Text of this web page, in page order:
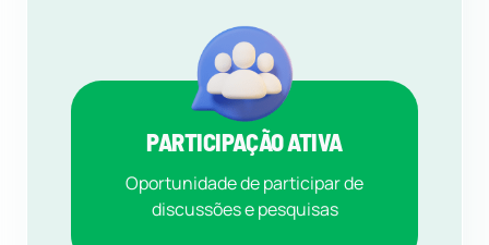
PARTICIPAÇÃO ATIVA
Oportunidade de participar de
discussões e pesquisas